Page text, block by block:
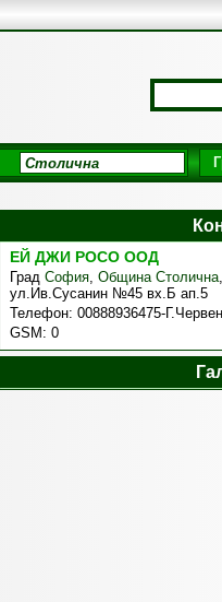
ЕЙ ДЖИ РОСО ООД
Град София, Община Столична,
ул.Ив.Сусанин №45 вх.Б ап.5
Телефон: 00888936475-
GSM: 0